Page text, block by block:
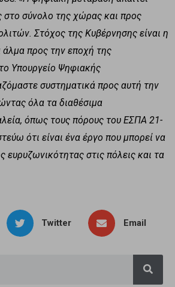
στο σύνολο της χώρας και προς
Στόχος της Κυβέρνησης είναι η
άλμα προς την εποχή της
Υπουργείο Ψηφιακής
συστηματικά προς αυτή την
όλα τα διαθέσιμα
όπως τους πόρους του ΕΣΠΑ 21-
ότι είναι ένα έργο που μπορεί να
ευρυζωνικότητας στις πόλεις και τα
Twitter Email